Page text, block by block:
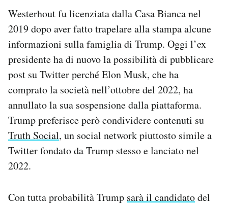
Westerhout fu licenziata dalla Casa Bianca nel
2019 dopo aver fatto trapelare alla stampa alcune
informazioni sulla famiglia di Trump. Oggi l’ex
presidente ha di nuovo la possibilità di pubblicare
post su Twitter perché Elon Musk, che ha
comprato la società nell’ottobre del 2022, ha
annullato la sua sospensione dalla piattaforma.
Trump preferisce però condividere contenuti su
Truth Social, un social network piuttosto simile a
Twitter fondato da Trump stesso e lanciato nel
2022.
Con tutta probabilità Trump sarà il candidatodel